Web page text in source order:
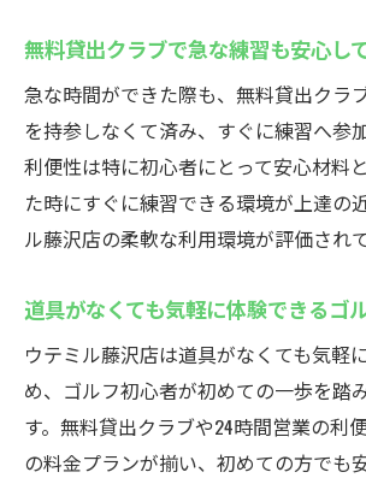
無料貸出クラブで急な練習も安心し
急な時間ができた際も、無料貸出クラ
を持参しなくて済み、すぐに練習へ参
利便性は特に初心者にとって安心材料
た時にすぐに練習できる環境が上達の
ル藤沢店の柔軟な利用環境が評価されて
道具がなくても気軽に体験できるゴ
ウテミル藤沢店は道具がなくても気軽
め、ゴルフ初心者が初めての一歩を踏
す。無料貸出クラブや24時間営業の利
の料金プランが揃い、初めての方でも